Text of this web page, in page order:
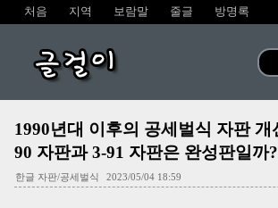
처음 지역 보람말 줄글 방명록
글걸이
1990년대 이후의 공세벌식 자판 개
90 자판과 3-91 자판은 완성판일까?
한글 자판/공세벌식 2023/05/04 18:59